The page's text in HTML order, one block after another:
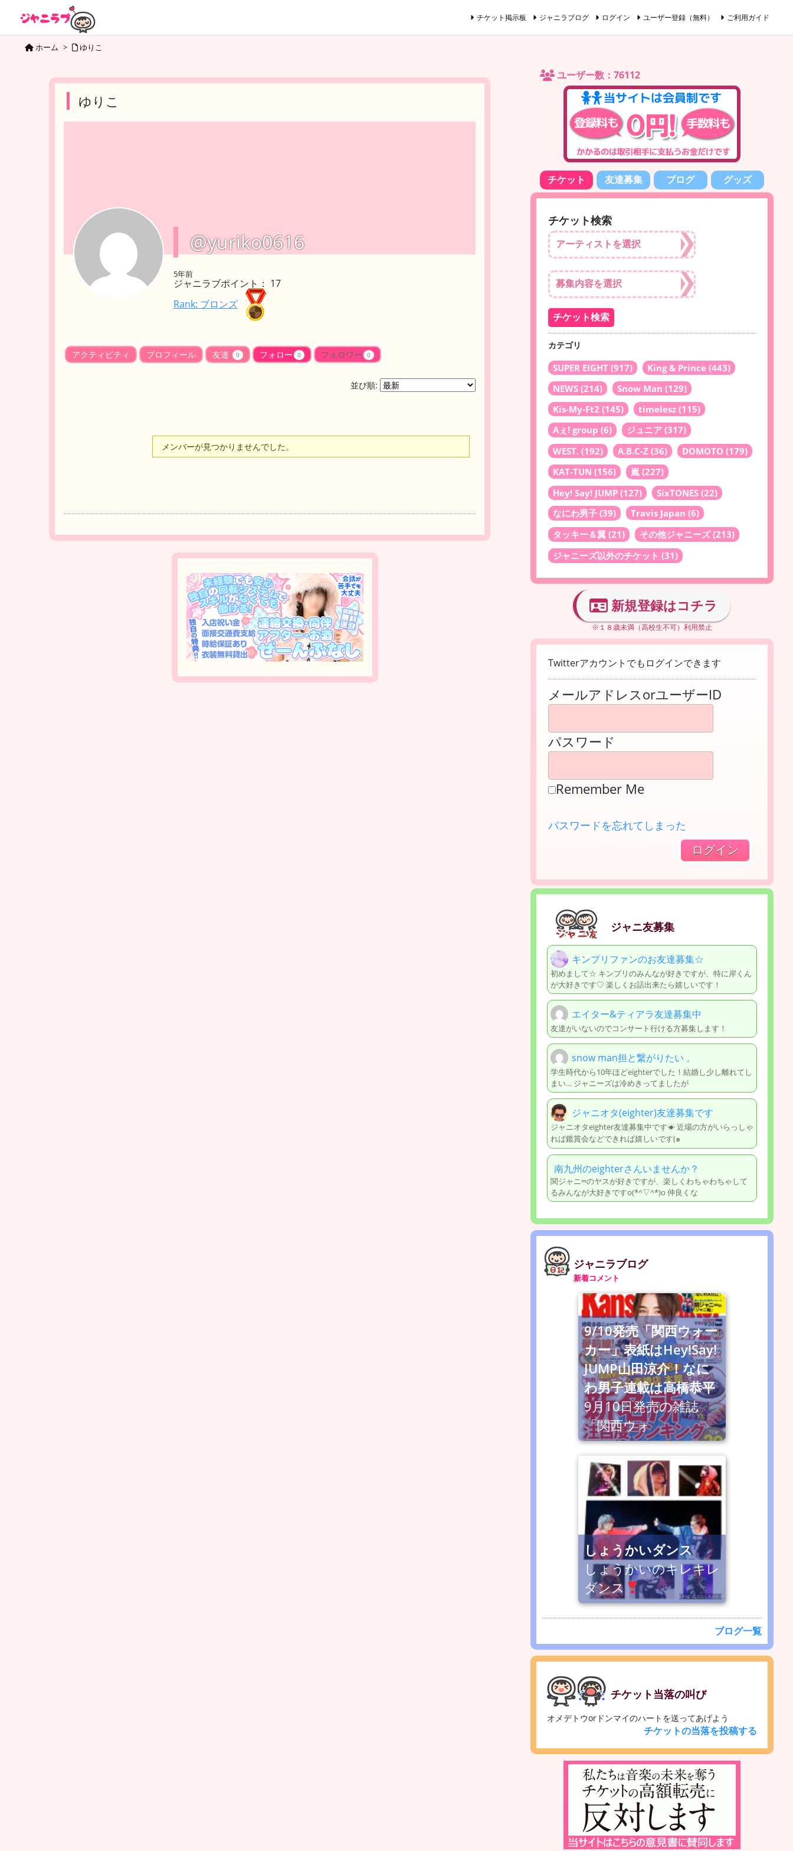
チケット掲示板 ジャニラブログ ログイン ユーザー登録（無料） ご利用ガイド
ホーム > ゆりこ
ゆりこ
@yuriko0616
5年前
ジャニラブポイント： 17
Rank: ブロンズ
アクティビティ プロフィール 友達 0 フォロー 0 フォロワー 0
並び順:
メンバーが見つかりませんでした。
ユーザー数：76112
チケット 友達募集 ブログ グッズ
チケット検索
カテゴリ
SUPER EIGHT (917) King & Prince (443)
NEWS (214) Snow Man (129)
Kis-My-Ft2 (145) timelesz (115)
Aぇ! group (6) ジュニア (317)
WEST. (192) A.B.C-Z (36) DOMOTO (179)
KAT-TUN (156) 嵐 (227)
Hey! Say! JUMP (127) SixTONES (22)
なにわ男子 (39) Travis Japan (6)
タッキー＆翼 (21) その他ジャニーズ(213)
ジャニーズ以外のチケット (31)
新規登録はコチラ
※１８歳未満（高校生不可）利用禁止
Twitterアカウントでもログインできます
メールアドレスorユーザーID
パスワード
Remember Me
パスワードを忘れてしまった
ジャニ友募集
キンプリファンのお友達募集☆
初めまして☆ キンプリのみんなが好きですが、特に岸くん
が大好きです♡ 楽しくお話出来たら嬉しいです！
エイター&ティアラ友達募集中
友達がいないのでコンサート行ける方募集します！
snow man担と繋がりたい 。
学生時代から10年ほどeighterでした！結婚し少し離れてし
まい… ジャニーズは冷めきってましたが
ジャニオタ(eighter)友達募集です
ジャニオタeighter友達募集中です☀︎ 近場の方がいらっしゃ
れば鑑賞会などできれば嬉しいです(๑
南九州のeighterさんいませんか？
関ジャニ∞のヤスが好きですが、楽しくわちゃわちゃして
るみんなが大好きですo(*^▽^*)o 仲良くな
ジャニラブログ
新着コメント
9/10発売「関西ウォー
カー」表紙はHey!Say!
JUMP山田涼介！なに
わ男子連載は高橋恭平
9月10日発売の雑誌
「関西ウォ
しょうかいダンス
しょうかいのキレキレ
ダンス
ブログ一覧
チケット当落の叫び
オメデトウorドンマイのハートを送ってあげよう
チケットの当落を投稿する